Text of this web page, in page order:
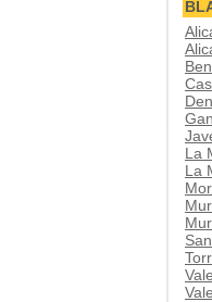
La
La